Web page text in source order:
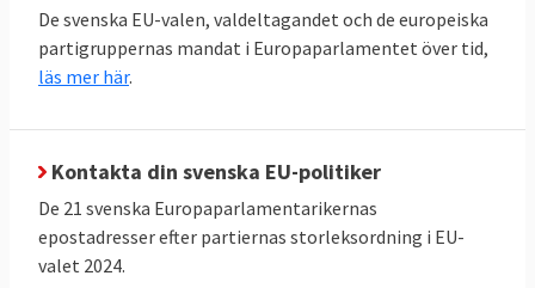
Vissa kallar därför parlamentet för Europas
politiska torg. Genom att anta uttalanden
påverkar man den politiska opinionen i
man vill. Ofta har Europaparlamentet även
synpunkter på länder utanför EU, inte minst
när det gäller mänskliga rättigheter.
De svenska EU-valen, valdeltagandet och de europeiska
partigruppernas mandat i Europaparlamentet över tid,
läs mer här.
Kontakta din svenska EU-politiker
De 21 svenska Europaparlamentarikernas
epostadresser efter partiernas storleksordning i EU-
valet 2024.